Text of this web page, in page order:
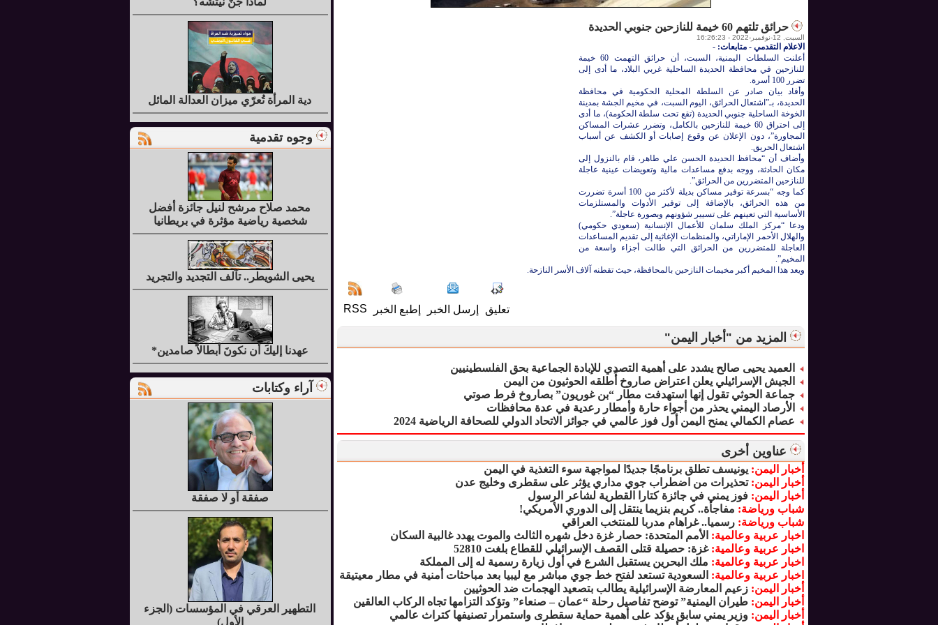
حرائق تلتهم 60 خيمة للنازحين جنوبي الحديدة
السبت, 12-نوفمبر-2022 - 16:26:23
الاعلام التقدمي - متابعات: -
أعلنت السلطات اليمنية، السبت، أن حرائق التهمت 60 خيمة
للنازحين في محافظة الحديدة الساحلية غربي البلاد، ما أدى إلى
تضرر 100 أسرة.
وأفاد بيان صادر عن السلطة المحلية الحكومية في محافظة
الحديدة، بـ”اشتعال الحرائق، اليوم السبت، في مخيم الجشة بمدينة
الخوخة الساحلية جنوبي الحديدة (تقع تحت سلطة الحكومة)، ما أدى
إلى احتراق 60 خيمة للنازحين بالكامل، وتضرر عشرات المساكن
المجاورة”، دون الإعلان عن وقوع إصابات أو الكشف عن أسباب
اشتعال الحريق.
وأضاف أن “محافظ الحديدة الحسن علي طاهر، قام بالنزول إلى
مكان الحادثة، ووجه بدفع مساعدات مالية وتعويضات عينية عاجلة
للنازحين المتضررين من الحرائق”.
كما وجه “بسرعة توفير مساكن بديلة لأكثر من 100 أسرة تضررت
من هذه الحرائق، بالإضافة إلى توفير الأدوات والمستلزمات
الأساسية التي تعينهم على تسيير شؤونهم وبصورة عاجلة”.
ودعا “مركز الملك سلمان للأعمال الإنسانية (سعودي حكومي)
والهلال الأحمر الإماراتي، والمنظمات الإغاثية إلى تقديم المساعدات
العاجلة للمتضررين من الحرائق التي طالت أجزاء واسعة من
المخيم”.
ويعد هذا المخيم أكبر مخيمات النازحين بالمحافظة، حيث تقطنه آلاف الأسر النازحة.
تعليق إرسل الخبر إطبع الخبر RSS
المزيد من "أخبار اليمن"
العميد يحيى صالح يشدد على أهمية التصدي للإبادة الجماعية بحق الفلسطينيين
الجيش الإسرائيلي يعلن اعتراض صاروخ أُطلقه الحوثيون من اليمن
جماعة الحوثي تقول إنها استهدفت مطار “بن غوريون” بصاروخ فرط صوتي
الأرصاد اليمني يحذر من أجواء حارة وأمطار رعدية في عدة محافظات
عصام الكمالي يمنح اليمن أول فوز عالمي في جوائز الاتحاد الدولي للصحافة الرياضية 2024
عناوين أخرى
أخبار اليمن:يونيسف تطلق برنامجًا جديدًا لمواجهة سوء التغذية في اليمن
أخبار اليمن:تحذيرات من اضطراب جوي مداري يؤثر على سقطرى وخليج عدن
أخبار اليمن:فوز يمني في جائزة كتارا القطرية لشاعر الرسول
شباب ورياضة: مفاجأة.. كريم بنزيما ينتقل إلى الدوري الأمريكي!
شباب ورياضة:رسميا.. غراهام مدربا للمنتخب العراقي
اخبار عربية وعالمية: الأمم المتحدة: حصار غزة دخل شهره الثالث والموت يهدد غالبية السكان
اخبار عربية وعالمية:غزة: حصيلة قتلى القصف الإسرائيلي للقطاع بلغت 52810
اخبار عربية وعالمية: ملك البحرين يستقبل الشرع في أول زيارة رسمية له إلى المملكة
اخبار عربية وعالمية: السعودية تستعد لفتح خط جوي مباشر مع ليبيا بعد مباحثات أمنية في مطار معيتيقة
أخبار اليمن:زعيم المعارضة الإسرائيلية يطالب بتصعيد الهجمات ضد الحوثيين
أخبار اليمن:طيران اليمنية” توضح تفاصيل رحلة “عمان – صنعاء” وتؤكد التزامها تجاه الركاب العالقين
أخبار اليمن:وزير يمني سابق يؤكد على أهمية حماية سقطرى واستمرار تصنيفها كتراث عالمي
دية المرأة تُعرّي ميزان العدالة المائل
وجوه تقدمية
محمد صلاح مرشح لنيل جائزة أفضل
شخصية رياضية مؤثرة في بريطانيا
يحيى الشويطر.. تآلف التجديد والتجريد
عهدنا إليكَ أن نكونَ أبطالاً صامدين*
آراء وكتابات
صفقة أو لا صفقة
التطهير العرقي في المؤسسات (الجزء
الأول)